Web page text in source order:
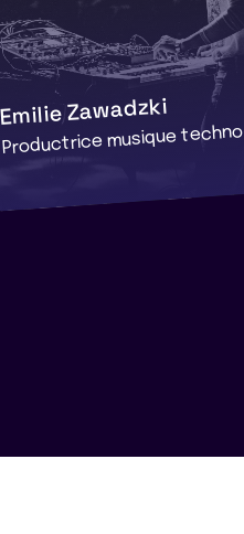
Emilie Zawadzki
Productrice musique techno